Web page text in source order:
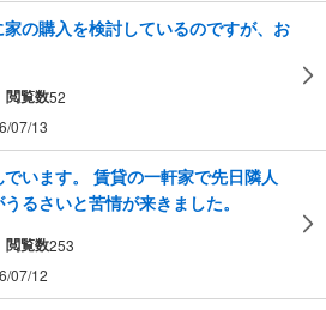
の購入を検討しているのですが、お
閲覧数52
07/13
います。 賃貸の一軒家で先日隣人
るさいと苦情が来きました。
閲覧数253
07/12